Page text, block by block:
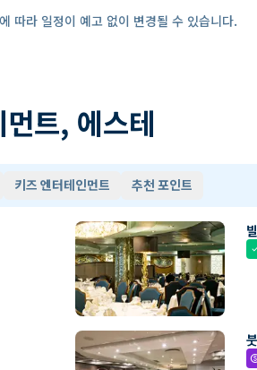
따라 일정이 예고 없이 변경될 수 있습니다.
트, 에스테
키즈 엔터테인먼트 추천 포인트